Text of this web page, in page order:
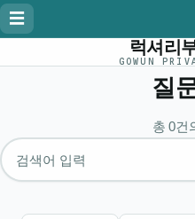
☰
럭셔리
GOWUN
질
총 0건
게시글 검색